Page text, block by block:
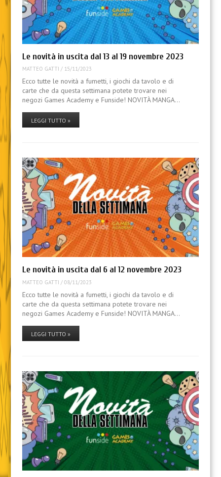
Le novità in uscita dal 13 al 19 novembre 2023
MATTEO GATTI / 15/11/2023
Ecco tutte le novità a fumetti, i giochi da tavolo e di
carte che da questa settimana potete trovare nei
negozi Games Academy e Funside! NOVITÀ MANGA…
LEGGI TUTTO »
Le novità in uscita dal 6 al 12 novembre 2023
MATTEO GATTI / 08/11/2023
Ecco tutte le novità a fumetti, i giochi da tavolo e di
carte che da questa settimana potete trovare nei
negozi Games Academy e Funside! NOVITÀ MANGA…
LEGGI TUTTO »